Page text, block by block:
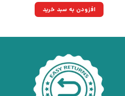
۳۵۰,۰۰۰تومان
بود.
۲۶۴,۲۵۰تومان.افزودن به سبد خرید